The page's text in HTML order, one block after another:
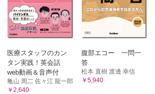
医療スタッフのカン
タン実践！英会話
web動画＆音声付
亀山 周二 佐々江 龍一郎
￥2,640
腹部エコー 一問一
答
松本 直樹 渡邊 幸信
￥5,940